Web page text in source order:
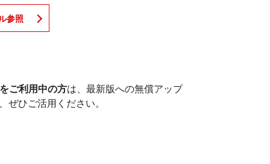
参照
ご利用中の方は、最新版への無償アップ
ひご活用ください。